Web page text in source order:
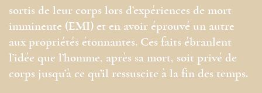
sortis de leur corps lors d’expériences de mort
imminente (EMI) et en avoir éprouvé un autre
aux propriétés étonnantes. Ces faits ébranlent
l’idée que l’homme, après sa mort, soit privé de
corps jusqu’à ce qu’il ressuscite à la fin des temps.